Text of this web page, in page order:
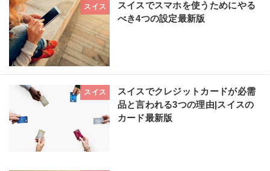
スイス
スイスでスマホを使うためにやる
べき4つの設定最新版
スイス
スイスでクレジットカードが必需
品と言われる3つの理由|スイスの
カード最新版